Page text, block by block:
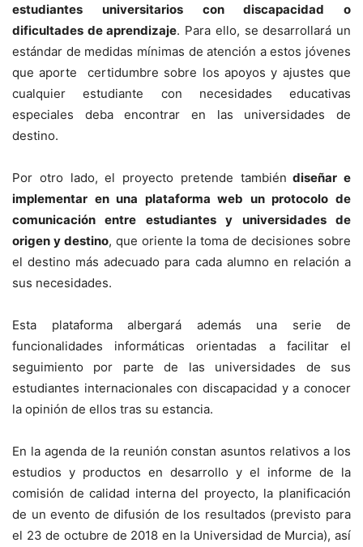
estudiantes universitarios con discapacidad o
dificultades de aprendizaje. Para ello, se desarrollará un
estándar de medidas mínimas de atención a estos jóvenes
que aporte certidumbre sobre los apoyos y ajustes que
cualquier estudiante con necesidades educativas
especiales deba encontrar en las universidades de
destino.
Por otro lado, el proyecto pretende también diseñar e
implementar en una plataforma web un protocolo de
comunicación entre estudiantes y universidades de
origen y destino, que oriente la toma de decisiones sobre
el destino más adecuado para cada alumno en relación a
sus necesidades.
Esta plataforma albergará además una serie de
funcionalidades informáticas orientadas a facilitar el
seguimiento por parte de las universidades de sus
estudiantes internacionales con discapacidad y a conocer
la opinión de ellos tras su estancia.
En la agenda de la reunión constan asuntos relativos a los
estudios y productos en desarrollo y el informe de la
comisión de calidad interna del proyecto, la planificación
de un evento de difusión de los resultados (previsto para
el 23 de octubre de 2018 en la Universidad de Murcia), así